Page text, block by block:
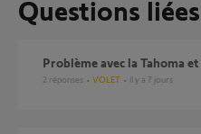
Questions liées
Problème avec la Tahoma
2 réponses VOLET il y a 7 jours